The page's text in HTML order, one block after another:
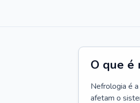
O que é
Nefrologia é
afetam o